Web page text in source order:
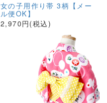
女の子用作り帯 3柄【メー
ル便OK】
2,970円(税込)